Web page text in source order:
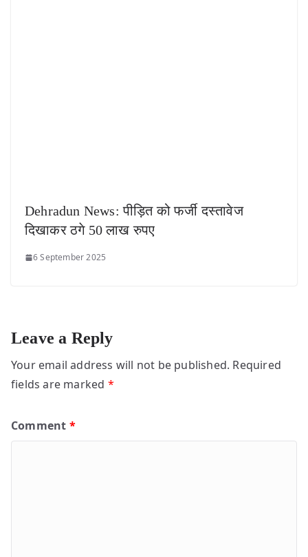
Dehradun News: पीड़ित को फर्जी दस्तावेज
दिखाकर ठगे 50 लाख रुपए
6 September 2025
Leave a Reply
Your email address will not be published. Required
fields are marked *
Comment *